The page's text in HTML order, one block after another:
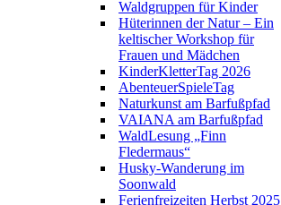
Waldgruppen für Kinder
Hüterinnen der Natur – Ein
keltischer Workshop für
Frauen und Mädchen
KinderKletterTag 2026
AbenteuerSpieleTag
Naturkunst am Barfußpfad
VAIANA am Barfußpfad
WaldLesung „Finn
Fledermaus“
Husky-Wanderung im
Soonwald
Ferienfreizeiten Herbst 2025